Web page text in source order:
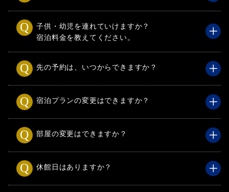
子供・幼児を連れていけますか？
宿泊料金を教えてください。
先の予約は、いつからできますか？
宿泊プランの変更はできますか？
部屋の変更はできますか？
休館日はありますか？